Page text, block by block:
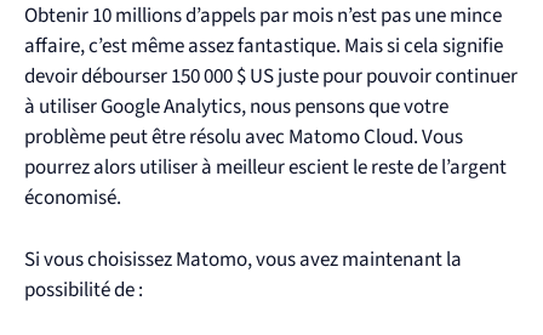
Obtenir 10 millions d’appels par mois n’est pas une mince
affaire, c’est même assez fantastique. Mais si cela signifie
devoir débourser 150 000 $ US juste pour pouvoir continuer
à utiliser Google Analytics, nous pensons que votre
problème peut être résolu avec Matomo Cloud. Vous
pourrez alors utiliser à meilleur escient le reste de l’argent
économisé.
Si vous choisissez Matomo, vous avez maintenant la
possibilité de :